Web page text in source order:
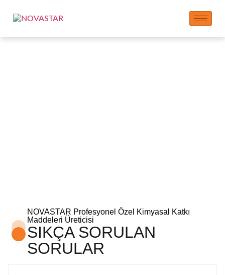
NOVASTAR Profesyonel Özel Kimyasal Katkı
Maddeleri Üreticisi
SIKÇA SORULAN
SORULAR